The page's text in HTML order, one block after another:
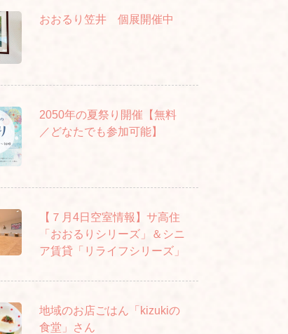
おおるり笠井 個展開催中
2050年の夏祭り開催【無料
／どなたでも参加可能】
【７月4日空室情報】サ高住
「おおるりシリーズ」＆シニ
ア賃貸「リライフシリーズ」
地域のお店ごはん「kizukiの
食堂」さん